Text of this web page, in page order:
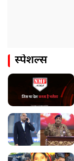
स्पेशल्स